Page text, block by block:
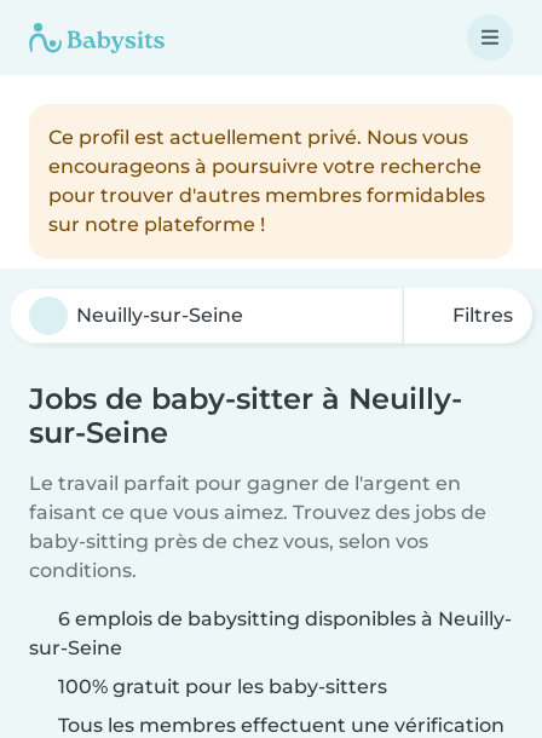
Ce profil est actuellement privé. Nous vous
encourageons à poursuivre votre recherche
pour trouver d'autres membres formidables
sur notre plateforme !
Filtres
Jobs de baby-sitter à Neuilly-
sur-Seine
Le travail parfait pour gagner de l'argent en
faisant ce que vous aimez. Trouvez des jobs de
baby-sitting près de chez vous, selon vos
conditions.
6 emplois de babysitting disponibles à Neuilly-
sur-Seine
100% gratuit pour les baby-sitters
Tous les membres effectuent une vérification